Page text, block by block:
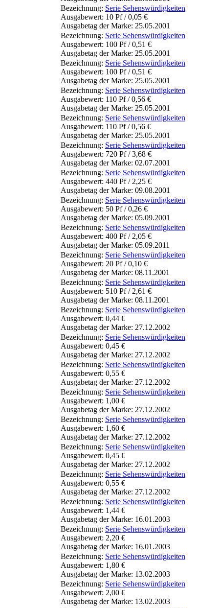
Bezeichnung: Serie Sehenswürdigkeiten
Ausgabewert: 10 Pf / 0,05 €
Ausgabetag der Marke: 25.05.2001
Bezeichnung: Serie Sehenswürdigkeiten
Ausgabewert: 100 Pf / 0,51 €
Ausgabetag der Marke: 25.05.2001
Bezeichnung: Serie Sehenswürdigkeiten
Ausgabewert: 100 Pf / 0,51 €
Ausgabetag der Marke: 25.05.2001
Bezeichnung: Serie Sehenswürdigkeiten
Ausgabewert: 110 Pf / 0,56 €
Ausgabetag der Marke: 25.05.2001
Bezeichnung: Serie Sehenswürdigkeiten
Ausgabewert: 110 Pf / 0,56 €
Ausgabetag der Marke: 25.05.2001
Bezeichnung: Serie Sehenswürdigkeiten
Ausgabewert: 720 Pf / 3,68 €
Ausgabetag der Marke: 02.07.2001
Bezeichnung: Serie Sehenswürdigkeiten
Ausgabewert: 440 Pf / 2,25 €
Ausgabetag der Marke: 09.08.2001
Bezeichnung: Serie Sehenswürdigkeiten
Ausgabewert: 50 Pf / 0,26 €
Ausgabetag der Marke: 05.09.2001
Bezeichnung: Serie Sehenswürdigkeiten
Ausgabewert: 400 Pf / 2,05 €
Ausgabetag der Marke: 05.09.2011
Bezeichnung: Serie Sehenswürdigkeiten
Ausgabewert: 20 Pf / 0,10 €
Ausgabetag der Marke: 08.11.2001
Bezeichnung: Serie Sehenswürdigkeiten
Ausgabewert: 510 Pf / 2,61 €
Ausgabetag der Marke: 08.11.2001
Bezeichnung: Serie Sehenswürdigkeiten
Ausgabewert: 0,44 €
Ausgabetag der Marke: 27.12.2002
Bezeichnung: Serie Sehenswürdigkeiten
Ausgabewert: 0,45 €
Ausgabetag der Marke: 27.12.2002
Bezeichnung: Serie Sehenswürdigkeiten
Ausgabewert: 0,55 €
Ausgabetag der Marke: 27.12.2002
Bezeichnung: Serie Sehenswürdigkeiten
Ausgabewert: 1,00 €
Ausgabetag der Marke: 27.12.2002
Bezeichnung: Serie Sehenswürdigkeiten
Ausgabewert: 1,60 €
Ausgabetag der Marke: 27.12.2002
Bezeichnung: Serie Sehenswürdigkeiten
Ausgabewert: 0,45 €
Ausgabetag der Marke: 27.12.2002
Bezeichnung: Serie Sehenswürdigkeiten
Ausgabewert: 0,55 €
Ausgabetag der Marke: 27.12.2002
Bezeichnung: Serie Sehenswürdigkeiten
Ausgabewert: 1,44 €
Ausgabetag der Marke: 16.01.2003
Bezeichnung: Serie Sehenswürdigkeiten
Ausgabewert: 2,20 €
Ausgabetag der Marke: 16.01.2003
Bezeichnung: Serie Sehenswürdigkeiten
Ausgabewert: 1,80 €
Ausgabetag der Marke: 13.02.2003
Bezeichnung: Serie Sehenswürdigkeiten
Ausgabewert: 2,00 €
Ausgabetag der Marke: 13.02.2003